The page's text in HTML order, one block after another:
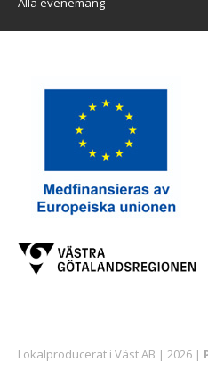
Lokalproducerat i Väst AB | 2026 |